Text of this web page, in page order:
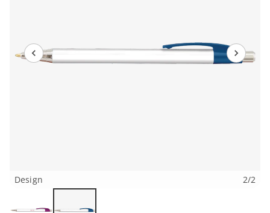
Design 2/2